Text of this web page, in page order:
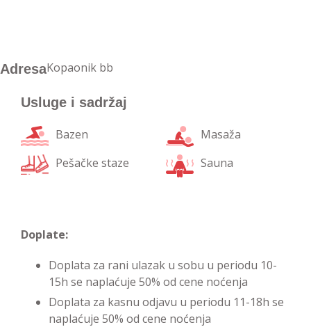
AdresaKopaonik bb
Usluge i sadržaj
Bazen
Masaža
Pešačke staze
Sauna
Doplate:
Doplata za rani ulazak u sobu u periodu 10-
15h se naplaćuje 50% od cene noćenja
Doplata za kasnu odjavu u periodu 11-18h se
naplaćuje 50% od cene noćenja